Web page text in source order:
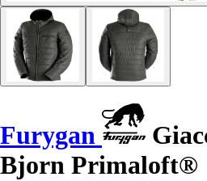
Furygan
Bjorn Primaloft®